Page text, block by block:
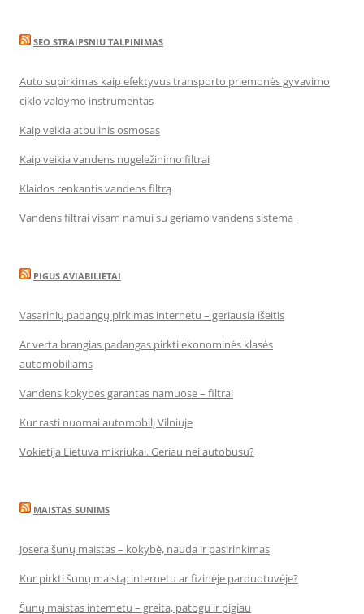
SEO STRAIPSNIU TALPINIMAS
Auto supirkimas kaip efektyvus transporto priemonės gyvavimo
ciklo valdymo instrumentas
Kaip veikia atbulinis osmosas
Kaip veikia vandens nugeležinimo filtrai
Klaidos renkantis vandens filtrą
Vandens filtrai visam namui su geriamo vandens sistema
PIGUS AVIABILIETAI
Vasarinių padangų pirkimas internetu – geriausia išeitis
Ar verta brangias padangas pirkti ekonominės klasės
automobiliams
Vandens kokybės garantas namuose – filtrai
Kur rasti nuomai automobilį Vilniuje
Vokietija Lietuva mikriukai. Geriau nei autobusu?
MAISTAS SUNIMS
Josera šunų maistas – kokybė, nauda ir pasirinkimas
Kur pirkti šunų maistą: internetu ar fizinėje parduotuvėje?
Šunų maistas internetu – greita, patogu ir pigiau